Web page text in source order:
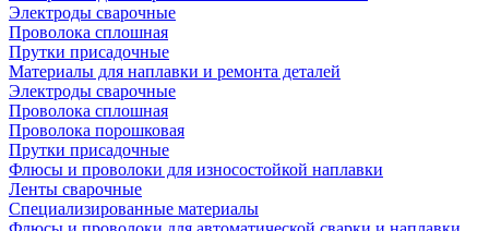
Электроды сварочные
Проволока сплошная
Прутки присадочные
Материалы для наплавки и ремонта деталей
Электроды сварочные
Проволока сплошная
Проволока порошковая
Прутки присадочные
Флюсы и проволоки для износостойкой наплавки
Ленты сварочные
Специализированные материалы